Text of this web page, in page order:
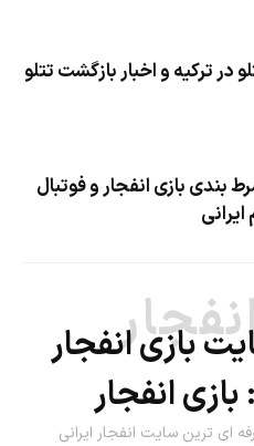
در ترکیه و اخبار بازگشت تتلو
بندی بازی انفجار و فوتبال
بازی انفجار
بازی انفجار
ای ترین سایت انفجار ایرانی